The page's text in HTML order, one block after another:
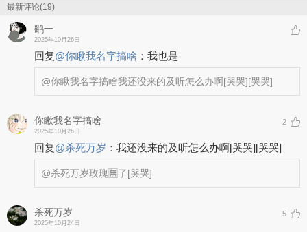
最新评论(19)
鹞一
2025年10月26日
回复@你瞅我名字搞啥 ： 我也是
@你瞅我名字搞啥我还没来的及听怎么办啊[哭哭][哭哭]
你瞅我名字搞啥
2025年10月26日
2
回复@杀死万岁 ： 我还没来的及听怎么办啊[哭哭][哭哭]
@杀死万岁玫瑰🈚了[哭哭]
杀死万岁
2025年10月24日
5